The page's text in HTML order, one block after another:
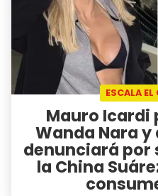
ESCALA
Mauro Icardi
Wanda Nara
denunciará por
la China